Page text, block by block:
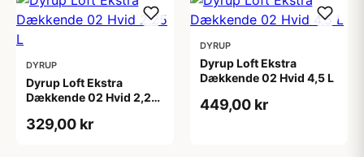
DYRUP
Dyrup Loft Ekstra
Dækkende 02 Hvid 2,25
329,00 kr
DYRUP
Dyrup Loft Ekstra
Dækkende 02 Hvid 4,5 L
449,00 kr